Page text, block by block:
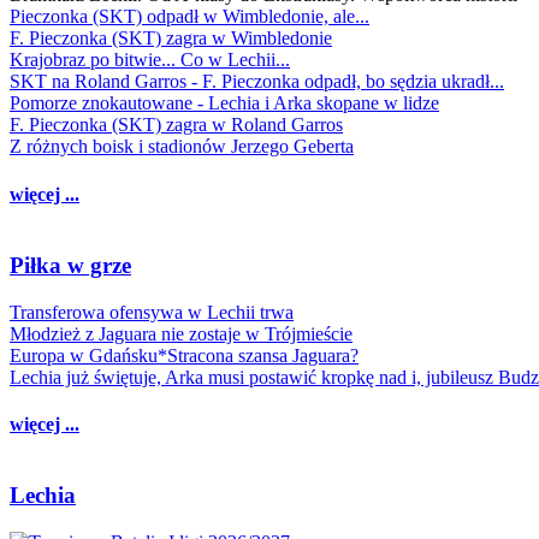
Pieczonka (SKT) odpadł w Wimbledonie, ale...
F. Pieczonka (SKT) zagra w Wimbledonie
Krajobraz po bitwie... Co w Lechii...
SKT na Roland Garros - F. Pieczonka odpadł, bo sędzia ukradł...
Pomorze znokautowane - Lechia i Arka skopane w lidze
F. Pieczonka (SKT) zagra w Roland Garros
Z różnych boisk i stadionów Jerzego Geberta
więcej ...
Piłka w grze
Transferowa ofensywa w Lechii trwa
Młodzież z Jaguara nie zostaje w Trójmieście
Europa w Gdańsku*Stracona szansa Jaguara?
Lechia już świętuje, Arka musi postawić kropkę nad i, jubileusz
więcej ...
Lechia